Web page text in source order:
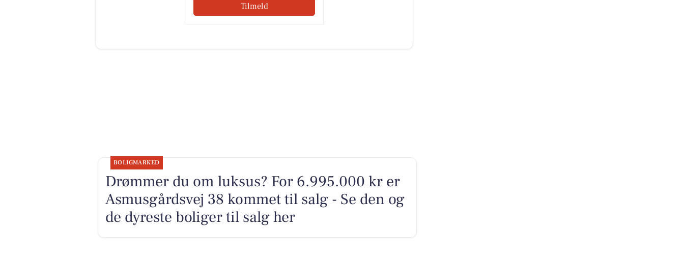
Tilmeld
BOLIGMARKED
Drømmer du om luksus? For 6.995.000 kr er
Asmusgårdsvej 38 kommet til salg - Se den og
de dyreste boliger til salg her